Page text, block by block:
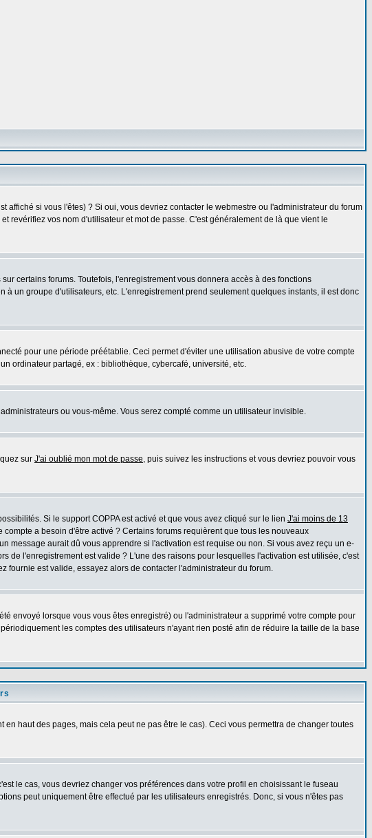
si vous l'êtes) ? Si oui, vous devriez contacter le webmestre ou l'administrateur du forum
revérifiez vos nom d'utilisateur et mot de passe. C'est généralement de là que vient le
certains forums. Toutefois, l'enregistrement vous donnera accès à des fonctions
un groupe d'utilisateurs, etc. L'enregistrement prend seulement quelques instants, il est donc
pour une période préétablie. Ceci permet d'éviter une utilisation abusive de votre compte
ordinateur partagé, ex : bibliothèque, cybercafé, université, etc.
ou vous-même. Vous serez compté comme un utilisateur invisible.
sur J'ai oublié mon mot de passe, puis suivez les instructions et vous devriez pouvoir vous
Si le support COPPA est activé et que vous avez cliqué sur le lien J'ai moins de 13
a besoin d'être activé ? Certains forums requièrent que tous les nouveaux
message aurait dû vous apprendre si l'activation est requise ou non. Si vous avez reçu un e-
de l'enregistrement est valide ? L'une des raisons pour lesquelles l'activation est utilisée, c'est
fournie est valide, essayez alors de contacter l'administrateur du forum.
envoyé lorsque vous vous êtes enregistré) ou l'administrateur a supprimé votre compte pour
les comptes des utilisateurs n'ayant rien posté afin de réduire la taille de la base
en haut des pages, mais cela peut ne pas être le cas). Ceci vous permettra de changer toutes
le cas, vous devriez changer vos préférences dans votre profil en choisissant le fuseau
peut uniquement être effectué par les utilisateurs enregistrés. Donc, si vous n'êtes pas